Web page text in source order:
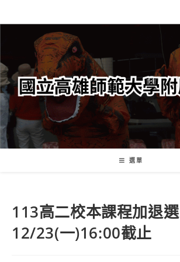
轉
要
內
容
選單
113高二校本課程加退選
12/23(一)16:00截止